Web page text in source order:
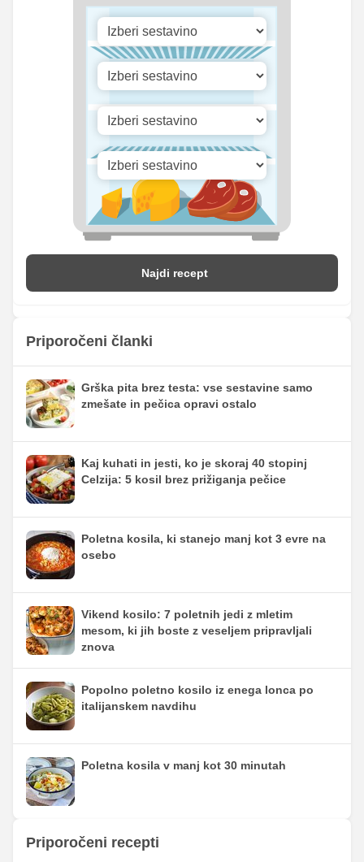
371.29
iu
2143.25 iu
0 mg
0 mg
12.6 mg
72.75 mg
Najdi recept
Priporočeni članki
Grška pita brez testa: vse sestavine samo
zmešate in pečica opravi ostalo
Kaj kuhati in jesti, ko je skoraj 40 stopinj
Celzija: 5 kosil brez prižiganja pečice
Poletna kosila, ki stanejo manj kot 3 evre na
osebo
Vikend kosilo: 7 poletnih jedi z mletim
mesom, ki jih boste z veseljem pripravljali
znova
Popolno poletno kosilo iz enega lonca po
italijanskem navdihu
Poletna kosila v manj kot 30 minutah
Priporočeni recepti